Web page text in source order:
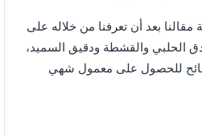
مقالنا بعد أن تعرفنا من خلاله على
الحلبي والقشطة ودقيق السميد،
للحصول على معمول شهي